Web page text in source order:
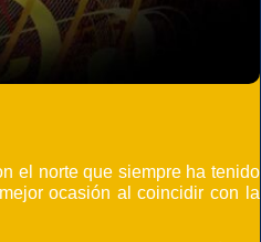
el norte que siempre ha tenido
ocasión al coincidir con la